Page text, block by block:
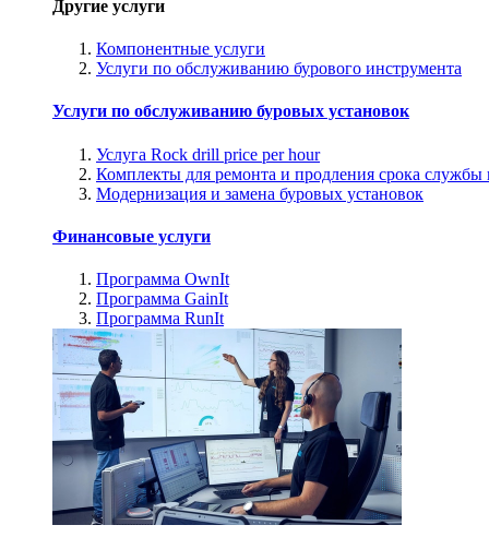
Другие услуги
Компонентные услуги
Услуги по обслуживанию бурового инструмента
Услуги по обслуживанию буровых установок
Услуга Rock drill price per hour
Комплекты для ремонта и продления срока службы
Модернизация и замена буровых установок
Финансовые услуги
Программа OwnIt
Программа GainIt
Программа RunIt